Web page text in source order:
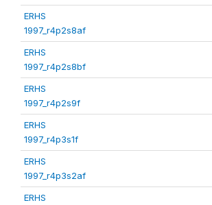
ERHS
1997_r4p2s8af
ERHS
1997_r4p2s8bf
ERHS
1997_r4p2s9f
ERHS
1997_r4p3s1f
ERHS
1997_r4p3s2af
ERHS